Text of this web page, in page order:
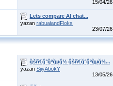
15/04/26
Lets compare AI chat...
yazan rabuaiandFloks
23/07/26
ğšñ€ğ°ğºğµğ½ ğšñ€ğ°ğºğµğ½...
yazan SiiyAbokY
13/05/26